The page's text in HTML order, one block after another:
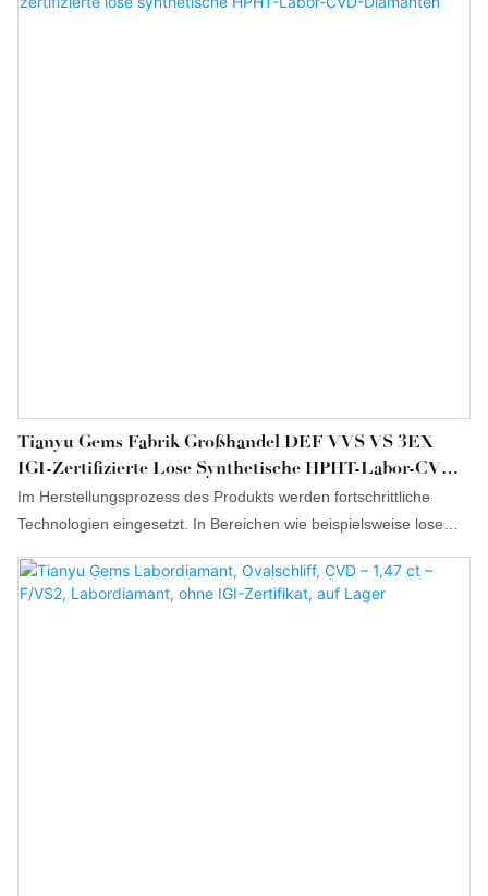
für seine Großhandelsangebote an kleinen Diamanten in
Tianyu Gems Fabrik Großhandel DEF VVS VS 3EX
IGI-Zertifizierte Lose Synthetische HPHT-Labor-CVD-
Diamanten
Im Herstellungsprozess des Produkts werden fortschrittliche
Technologien eingesetzt. In Bereichen wie beispielsweise losem
angebotene lose synthetische HPHT-Labordiamant DEF VVS VS
3EX IGI-zertifizierte Diamant erhöhter Sichtbarkeit und vielfältiger